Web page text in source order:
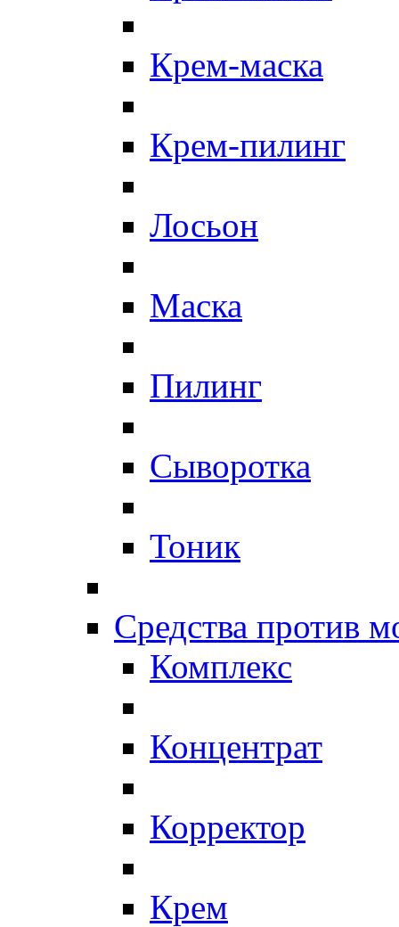
Крем-маска
Крем-пилинг
Лосьон
Маска
Пилинг
Сыворотка
Тоник
Средства против
Комплекс
Концентрат
Корректор
Крем